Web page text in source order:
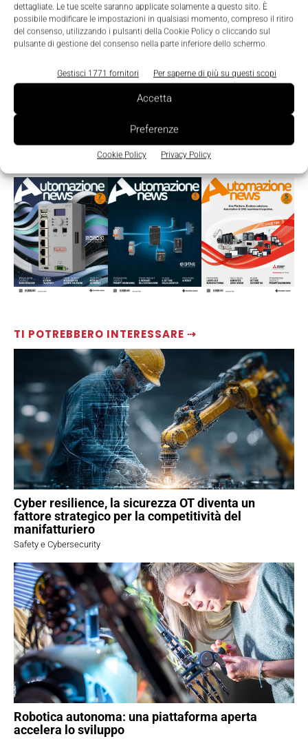
dettagliate. Le tue scelte saranno applicate solamente a questo sito. È
possibile modificare le impostazioni in qualsiasi momento, compreso il ritiro
del consenso, utilizzando i pulsanti della Cookie Policy o cliccando sul
pulsante di gestione del consenso nella parte inferiore dello schermo.
Gestisci 1771 fornitori Per saperne di più su questi scopi
Accetta
Preferenze
Cookie Policy Privacy Policy
LEGGI LA RIVISTA ⇢
TI POTREBBERO INTERESSARE ⇢
Cyber resilience, la sicurezza OT diventa un
fattore strategico per la competitività del
manifatturiero
Safety e Cybersecurity
Robotica autonoma: una piattaforma aperta
accelera lo sviluppo